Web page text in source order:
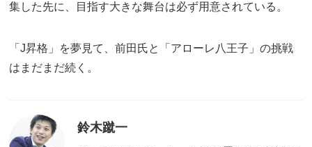
集した先に、目指す大きな舞台は必ず用意されている。
「J昇格」を夢見て、前田氏と「アローレ八王子」の挑戦
はまだまだ続く。
鈴木蹴一